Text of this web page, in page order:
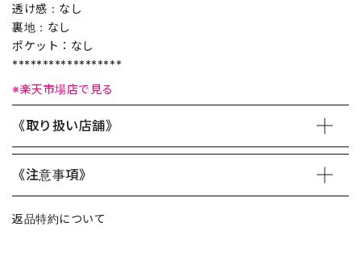
透け感：なし
裏地：なし
ポケット：なし
******************
※楽天市場店で見る
《取り扱い店舗》
《注意事項》
返品特約について